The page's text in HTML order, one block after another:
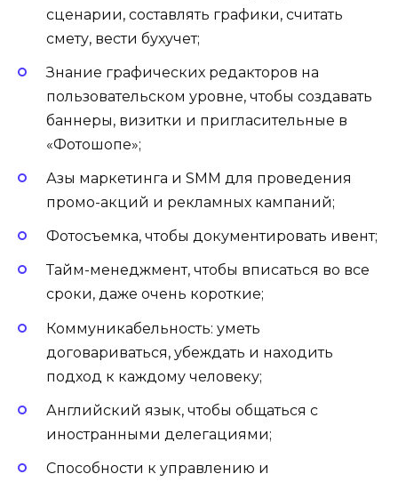
сценарии, составлять графики, считать
смету, вести бухучет;
Знание графических редакторов на
пользовательском уровне, чтобы создавать
баннеры, визитки и пригласительные в
«Фотошопе»;
Азы маркетинга и SMM для проведения
промо-акций и рекламных кампаний;
Фотосъемка, чтобы документировать ивент;
Тайм-менеджмент, чтобы вписаться во все
сроки, даже очень короткие;
Коммуникабельность: уметь
договариваться, убеждать и находить
подход к каждому человеку;
Английский язык, чтобы общаться с
иностранными делегациями;
Способности к управлению и